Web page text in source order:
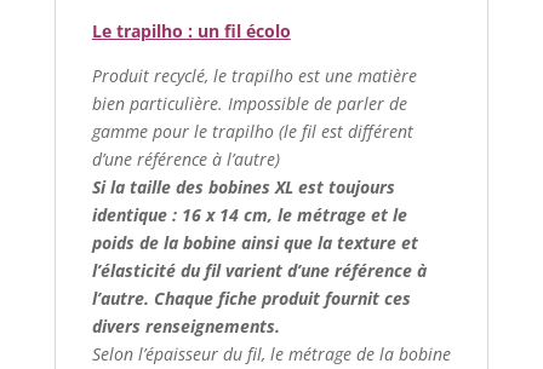
Le trapilho : un fil écolo
Produit recyclé, le trapilho est une matière
bien particulière. Impossible de parler de
gamme pour le trapilho (le fil est différent
d’une référence à l’autre)
Si la taille des bobines XL est toujours
identique : 16 x 14 cm, le métrage et le
poids de la bobine ainsi que la texture et
l’élasticité du fil varient d’une référence à
l’autre. Chaque fiche produit fournit ces
divers renseignements.
Selon l’épaisseur du fil, le métrage de la bobine